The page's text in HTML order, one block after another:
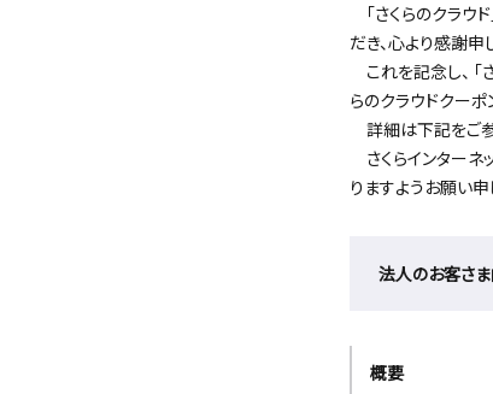
「さくらのクラウ
だき、心より感謝申
これを記念し、 「
らのクラウドクーポ
詳細は下記をご参
さくらインターネ
りますようお願い申
法人のお客さ
概要